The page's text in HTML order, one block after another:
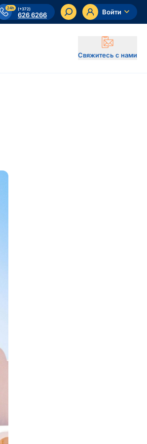
24h (+372)
626 6266 Войти
Свяжитесь с нами